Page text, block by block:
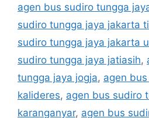
agen bus sudiro tungga
sudiro tungga jaya jakarta
sudiro tungga jaya jakarta
sudiro tungga jaya jatiasih,
tungga jaya jogja, agen
kalideres, agen bus sudiro
karanganyar, agen bus